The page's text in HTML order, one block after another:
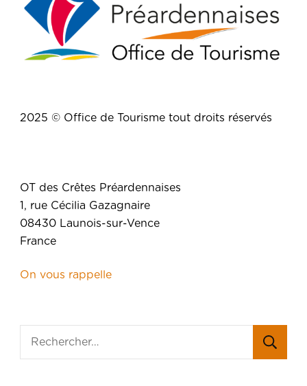
2025 © Office de Tourisme tout droits réservés
OT des Crêtes Préardennaises
1, rue Cécilia Gazagnaire
08430 Launois-sur-Vence
France
On vous rappelle